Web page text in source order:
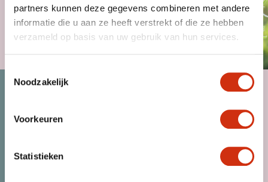
partners kunnen deze gegevens combineren met andere
informatie die u aan ze heeft verstrekt of die ze hebben
verzameld op basis van uw gebruik van hun services.
Toestemmingsselectie
Noodzakelijk
Voorkeuren
Statistieken
MAGAZINE